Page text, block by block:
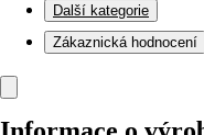
Další kategorie
Zákaznická hodnocení